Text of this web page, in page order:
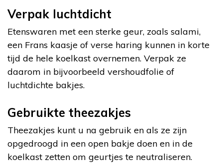
Verpak luchtdicht
Etenswaren met een sterke geur, zoals salami,
een Frans kaasje of verse haring kunnen in korte
tijd de hele koelkast overnemen. Verpak ze
daarom in bijvoorbeeld vershoudfolie of
luchtdichte bakjes.
Gebruikte theezakjes
Theezakjes kunt u na gebruik en als ze zijn
opgedroogd in een open bakje doen en in de
koelkast zetten om geurtjes te neutraliseren.